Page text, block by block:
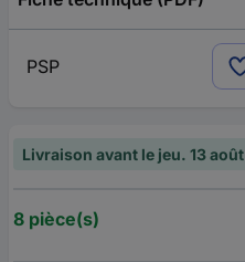
PSP
Livraison avant le jeu. 13 août
8 pièce(s)